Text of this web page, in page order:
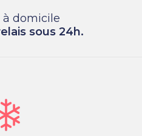
à domicile
sous 24h.